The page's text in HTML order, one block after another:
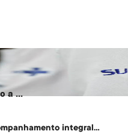
a ...
integral...